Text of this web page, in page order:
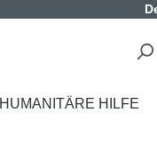
HUMANITÄRE HILFE